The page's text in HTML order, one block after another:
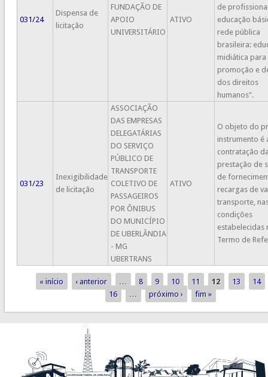
031/24
Dispensa de
licitação
FUNDAÇÃO DE
APOIO
UNIVERSITÁRIO
ATIVO
de
educação
rede pública
brasileira:
midiática para
promoção e
dos direitos
humanos".
031/23
Inexigibilidade
de licitação
ASSOCIAÇÃO
DAS EMPRESAS
DELEGATÁRIAS
DO SERVIÇO
PÚBLICO DE
TRANSPORTE
COLETIVO DE
PASSAGEIROS
POR ÔNIBUS
DO MUNICÍPIO
DE UBERLÂNDIA
- MG
UBERTRANS
ATIVO
O objeto do
instrumento é
contratação
prestação de
de
recargas de
transporte,
condições
estabelecidas
Termo de
Páginas
« início ‹ anterior … 8 9 10 11 12 13
14
16
… próximo › fim »